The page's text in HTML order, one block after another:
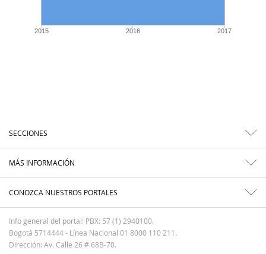
2015 2016 2017
SECCIONES
MÁS INFORMACIÓN
CONOZCA NUESTROS PORTALES
Info general del portal: PBX: 57 (1) 2940100.
Bogotá 5714444 - Línea Nacional 01 8000 110 211.
Dirección: Av. Calle 26 # 68B-70.